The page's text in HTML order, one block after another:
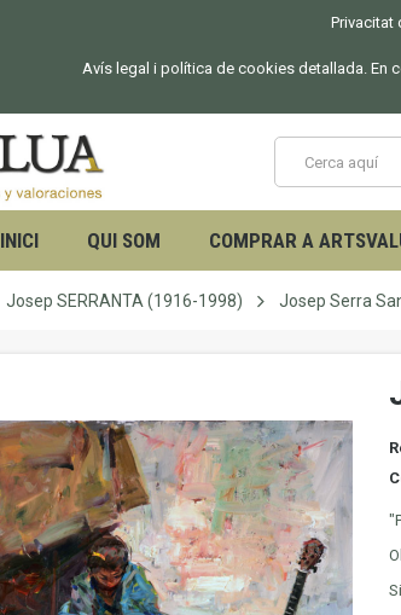
Privacitat
Avís legal i política de cookies detallada. En
INICI QUI SOM COMPRAR A
Josep SERRANTA (1916-1998) Josep Serra